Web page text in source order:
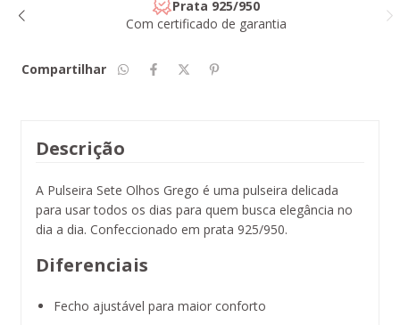
Prata 925/950
Com certificado de garantia
Compartilhar
Descrição
A Pulseira Sete Olhos Grego é uma pulseira delicada
para usar todos os dias para quem busca elegância no
dia a dia. Confeccionado em prata 925/950.
Diferenciais
Fecho ajustável para maior conforto